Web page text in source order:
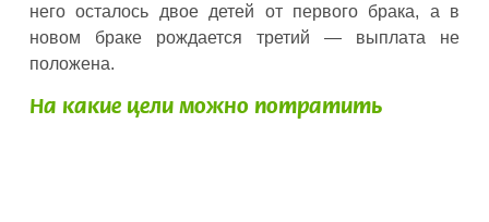
него осталось двое детей от первого брака, а в
новом браке рождается третий — выплата не
положена.
На какие цели можно потратить